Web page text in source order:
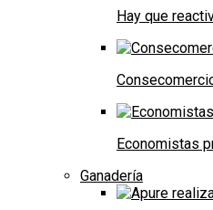
Hay que
Economistas
Ganadería